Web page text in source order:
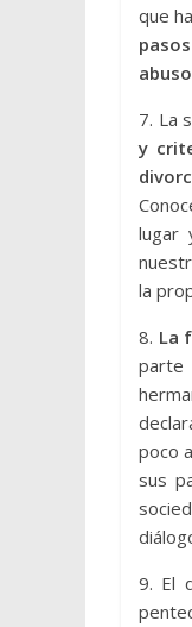
que
7. La
y
lugar
la
8. La
parte
poco
sus
9. El